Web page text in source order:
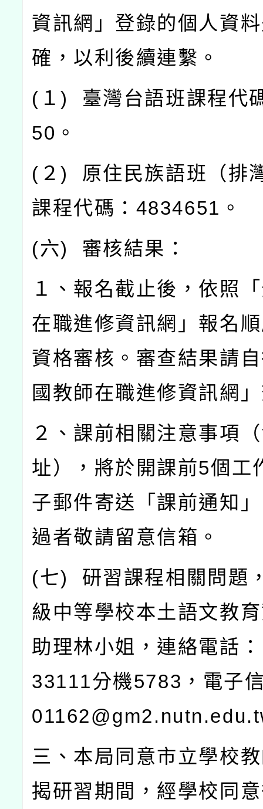
資訊網」登錄的個人資
確，以利後續連繫。
( １) 臺灣台語班課程代
50 。
( ２) 原住民族語班（排
課程代碼： 4834651 。
(六) 審核結果：
１、報名截止後，依照
在職進修資訊網」報名
資格審核。審查結果請
國教師在職進修資訊網
２、課前相關注意事項
址），將於開課前5個工
子郵件寄送「課前通知
過者敬請留意信箱。
(七) 研習課程相關問題
級中等學校本土語文教
助理林小姐，連絡電話
33111分機5783 ，電子
三、本局同意市立學校
揭研習期間，經學校同